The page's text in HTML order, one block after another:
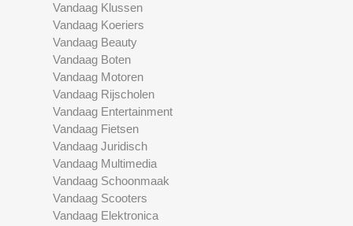
Vandaag Klussen
Vandaag Koeriers
Vandaag Beauty
Vandaag Boten
Vandaag Motoren
Vandaag Rijscholen
Vandaag Entertainment
Vandaag Fietsen
Vandaag Juridisch
Vandaag Multimedia
Vandaag Schoonmaak
Vandaag Scooters
Vandaag Elektronica